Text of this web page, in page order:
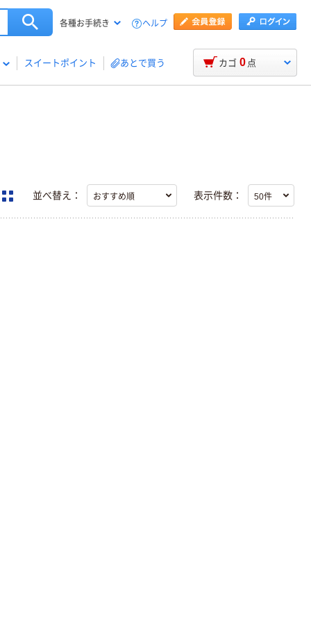
各種お手続き ヘルプ
スイートポイント あとで買う カゴ 0 点
並べ替え： 表示件数：